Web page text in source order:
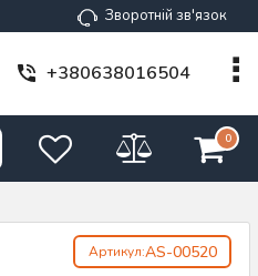
Зворотній зв'язок
+380638016504
0
Артикул:AS-00520